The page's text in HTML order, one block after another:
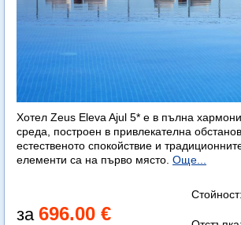
Хотел Zeus Eleva Ajul 5* е в пълна
среда, построен в привлекателна
естественото спокойствие и
елементи са на първо място. Още...
696.00 €
Стойност: